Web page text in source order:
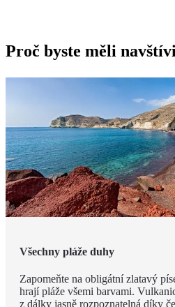
Proč byste měli
Všechny pláže duhy
Zapomeňte na obligátní zlatavý
hrají pláže všemi barvami.
z dálky jasně rozpoznatelná díky